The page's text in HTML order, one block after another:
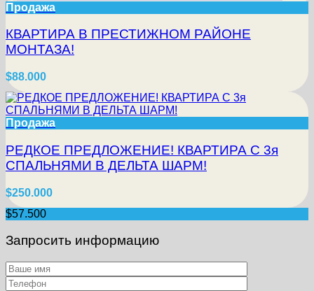
Продажа
КВАРТИРА В ПРЕСТИЖНОМ РАЙОНЕ
МОНТАЗА!
$88.000
Продажа
РЕДКОЕ ПРЕДЛОЖЕНИЕ! КВАРТИРА С 3я
СПАЛЬНЯМИ В ДЕЛЬТА ШАРМ!
$250.000
$57.500
Запросить информацию